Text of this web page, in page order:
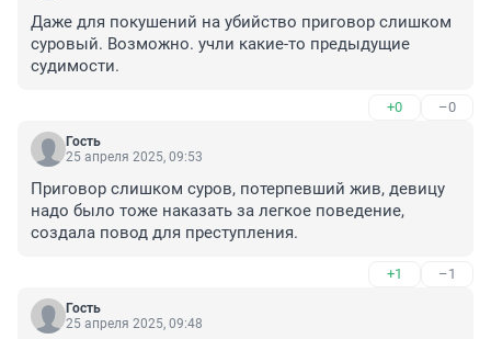
Даже для покушений на убийство приговор слишком
суровый. Возможно. учли какие-то предыдущие
судимости.
+0 –0
Гость
25 апреля 2025, 09:53
Приговор слишком суров, потерпевший жив, девицу
надо было тоже наказать за легкое поведение,
создала повод для преступления.
+1 –1
Гость
25 апреля 2025, 09:48